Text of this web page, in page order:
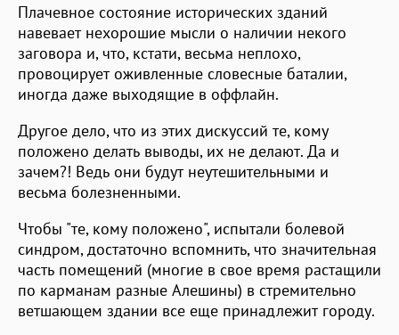
Плачевное состояние исторических зданий
навевает нехорошие мысли о наличии некого
заговора и, что, кстати, весьма неплохо,
провоцирует оживленные словесные баталии,
иногда даже выходящие в оффлайн.
Другое дело, что из этих дискуссий те, кому
положено делать выводы, их не делают. Да и
зачем?! Ведь они будут неутешительными и
весьма болезненными.
Чтобы "те, кому положено", испытали болевой
синдром, достаточно вспомнить, что значительная
часть помещений (многие в свое время растащили
по карманам разные Алешины) в стремительно
ветшающем здании все еще принадлежит городу.